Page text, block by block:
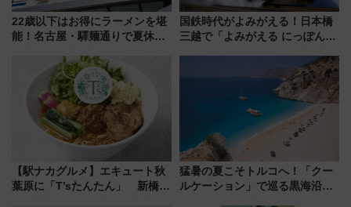
22歳以下はお得にラーメンを堪
能！名古屋・驛麺通りで夏休み
よりスタート
国鉄時代がよみがえる！日本橋
三越で「よみがえる にっぽんの
敬の名作写真も、駅弁フェスも
【駅ナカグルメ】エキュート秋
葉原に「T’sたんたん」 新橋に
猛暑の夏こそトルコへ！「クー
ルケーション」で巡る黒海沿岸